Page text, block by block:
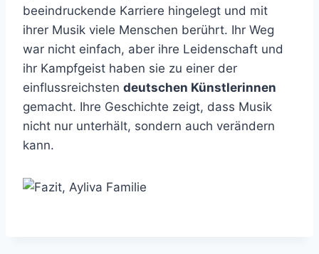
beeindruckende Karriere hingelegt und mit
ihrer Musik viele Menschen berührt. Ihr Weg
war nicht einfach, aber ihre Leidenschaft und
ihr Kampfgeist haben sie zu einer der
einflussreichsten deutschen Künstlerinnen
gemacht. Ihre Geschichte zeigt, dass Musik
nicht nur unterhält, sondern auch verändern
kann.